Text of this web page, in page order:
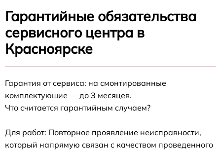
Гарантийные обязательства
сервисного центра в
Красноярске
Гарантия от сервиса: на смонтированные
комплектующие — до 3 месяцев.
Что считается гарантийным случаем?
Для работ: Повторное проявление неисправности,
который напрямую связан с качеством проведенного